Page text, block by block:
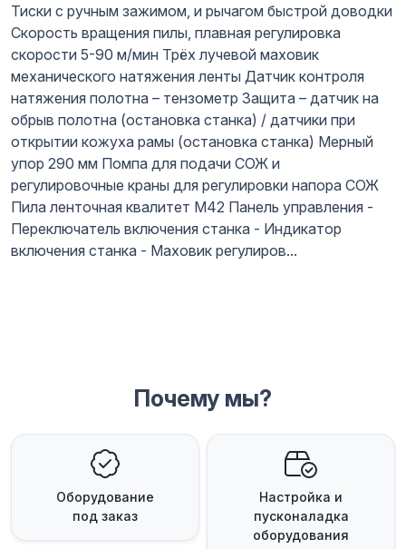
Тиски с ручным зажимом, и рычагом быстрой доводки
Скорость вращения пилы, плавная регулировка
скорости 5-90 м/мин Трёх лучевой маховик
механического натяжения ленты Датчик контроля
натяжения полотна – тензометр Защита – датчик на
обрыв полотна (остановка станка) / датчики при
открытии кожуха рамы (остановка станка) Мерный
упор 290 мм Помпа для подачи СОЖ и
регулировочные краны для регулировки напора СОЖ
Пила ленточная квалитет М42 Панель управления -
Переключатель включения станка - Индикатор
включения станка - Маховик регулиров...
Почему мы?
Оборудование
под заказ
Настройка и
пусконаладка
оборудования